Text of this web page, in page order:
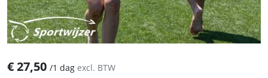
€27,50 /1 dag excl. BTW